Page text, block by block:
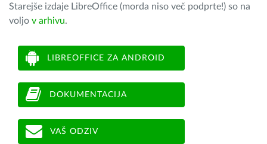
Starejše izdaje LibreOffice (morda niso več podprte!) so na
voljo v arhivu.
LIBREOFFICE ZA ANDROID
DOKUMENTACIJA
VAŠ ODZIV